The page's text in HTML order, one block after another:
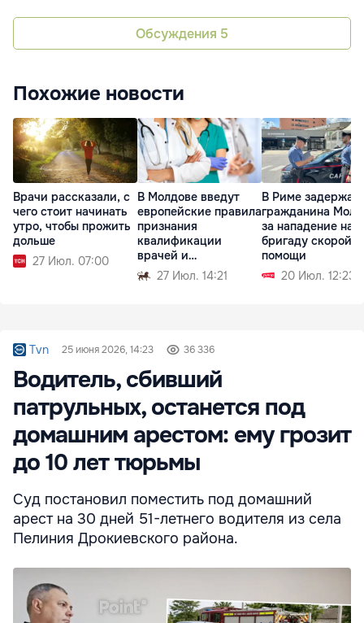
Обсуждения 5
Похожие новости
Врачи рассказали, с
чего стоит начинать
утро, чтобы прожить
дольше
27 Июл. 07:00
В Молдове введут
европейские правила
признания
квалификации
врачей и
фармацевтов
27 Июл. 14:21
В Риме
гражданина
за нападение на
бригаду скорой
помощи
20 Июл. 12:23
Tvn 25 июня 2026, 14:23 36 336
Водитель, сбивший
патрульных, останется под
домашним арестом: ему грозит
до 10 лет тюрьмы
Суд постановил поместить под домашний
арест на 30 дней 51-летнего водителя из села
Пелиния Дрокиевского района.